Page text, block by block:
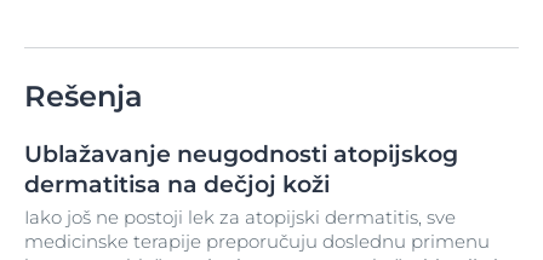
Rešenja
Ublažavanje neugodnosti atopijskog
dermatitisa na dečjoj koži
Iako još ne postoji lek za atopijski dermatitis, sve
medicinske terapije preporučuju doslednu primenu